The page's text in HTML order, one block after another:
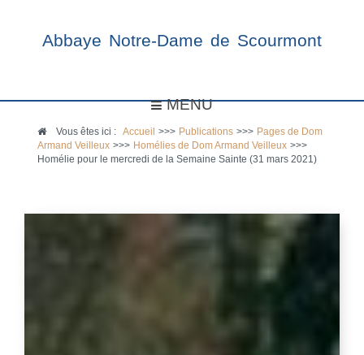
Abbaye Notre-Dame de Scourmont
MENU
Vous êtes ici :Accueil >>> Publications >>> Pages de Dom
Armand Veilleux >>> Homélies de Dom Armand Veilleux >>>
Homélie pour le mercredi de la Semaine Sainte (31 mars 2021)